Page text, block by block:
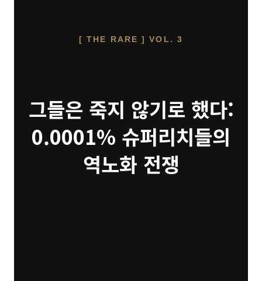
[ THE RARE ] VOL. 3
그들은 죽지 않기로 했다:
0.0001% 슈퍼리치들의
역노화 전쟁